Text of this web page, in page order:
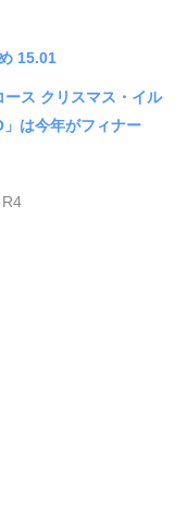
15.01
ス クリスマス・イル
は今年がフィナー